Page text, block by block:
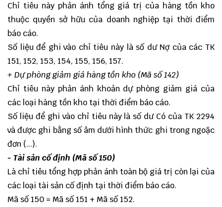
Chỉ tiêu này phản ánh tổng giá trị của hàng tồn kho
thuộc quyền sở hữu của doanh nghiệp tại thời điểm
báo cáo.
Số liệu để ghi vào chỉ tiêu này là số dư Nợ của các TK
151, 152, 153, 154, 155, 156, 157.
+ Dự phòng giảm giá hàng tồn kho (Mã số 142)
Chỉ tiêu này phản ánh khoản dự phòng giảm giá của
các loại hàng tồn kho tại thời điểm báo cáo.
Số liệu để ghi vào chỉ tiêu này là số dư Có của TK 2294
và được ghi bằng số âm dưới hình thức ghi trong ngoặc
đơn (...).
- Tài sản cố định (Mã số 150)
Là chỉ tiêu tổng hợp phản ánh toàn bộ giá trị còn lại của
các loại tài sản cố định tại thời điểm báo cáo.
Mã số 150 = Mã số 151 + Mã số 152.